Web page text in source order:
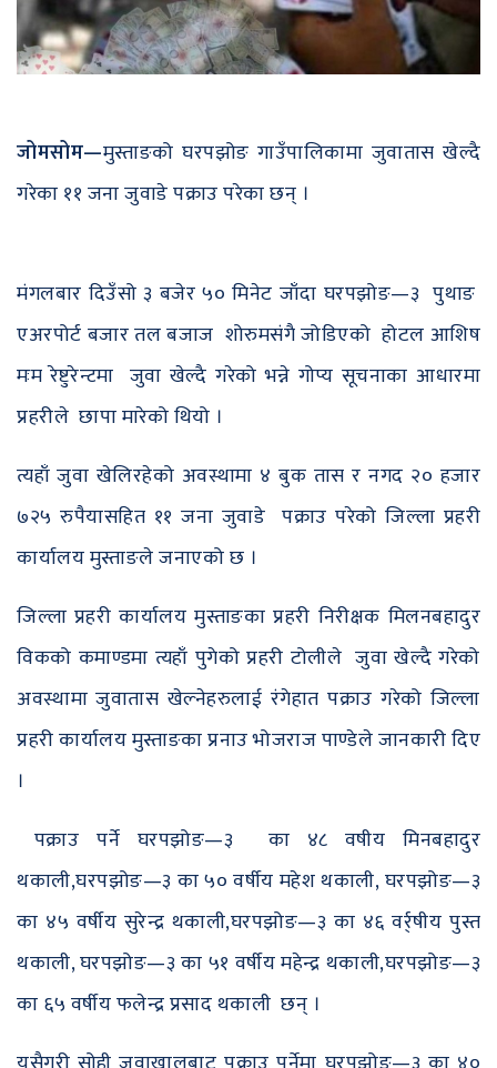
जोमसोम—मुस्ताङको घरपझोङ गाउँपालिकामा जुवातास खेल्दै
गरेका ११ जना जुवाडे पक्राउ परेका छन् ।
मंगलबार दिउँसो ३ बजेर ५० मिनेट जाँदा घरपझोङ—३ पुथाङ
एअरपोर्ट बजार तल बजाज शोरुमसंगै जोडिएको होटल आशिष
मःम रेष्टुरेन्टमा जुवा खेल्दै गरेको भन्ने गोप्य सूचनाका आधारमा
प्रहरीले छापा मारेको थियो ।
त्यहाँ जुवा खेलिरहेको अवस्थामा ४ बुक तास र नगद २० हजार
७२५ रुपैयासहित ११ जना जुवाडे पक्राउ परेको जिल्ला प्रहरी
कार्यालय मुस्ताङले जनाएको छ ।
जिल्ला प्रहरी कार्यालय मुस्ताङका प्रहरी निरीक्षक मिलनबहादुर
विकको कमाण्डमा त्यहाँ पुगेको प्रहरी टोलीले जुवा खेल्दै गरेको
अवस्थामा जुवातास खेल्नेहरुलाई रंगेहात पक्राउ गरेको जिल्ला
प्रहरी कार्यालय मुस्ताङका प्रनाउ भोजराज पाण्डेले जानकारी दिए
।
पक्राउ पर्ने घरपझोङ—३ का ४८ वषीय मिनबहादुर
थकाली,घरपझोङ—३ का ५० वर्षीय महेश थकाली, घरपझोङ—३
का ४५ वर्षीय सुरेन्द्र थकाली,घरपझोङ—३ का ४६ वर्र्षीय पुस्त
थकाली, घरपझोङ—३ का ५१ वर्षीय महेन्द्र थकाली,घरपझोङ—३
का ६५ वर्षीय फलेन्द्र प्रसाद थकाली छन् ।